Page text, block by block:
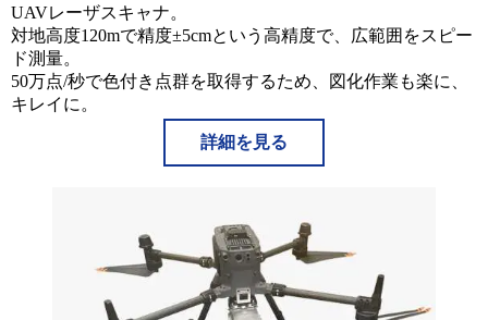
UAVレーザスキャナ。
対地高度120mで精度±5cmという高精度で、広範囲をスピー
ド測量。
50万点/秒で色付き点群を取得するため、図化作業も楽に、
キレイに。
詳細を見る